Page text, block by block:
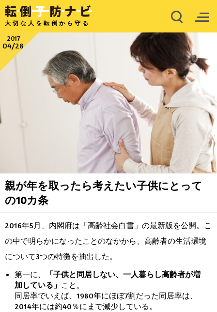
大切な人を転倒から守る
2017
04/28
親が年を取ったら考えたい子供にとって
の10カ条
2016年5月、内閣府は「高齢社会白書」の最新版を公開。こ
の中で明らかになったことのなかから、高齢者の生活環境
について3つの特徴を抽出した。
第一に、
「子供と同居しない、一人暮らし高齢者が増
加している」 こと。
同居率でいえば、1980年にほぼ7割だった同居率は、
2014年には約40％にまで減少している。